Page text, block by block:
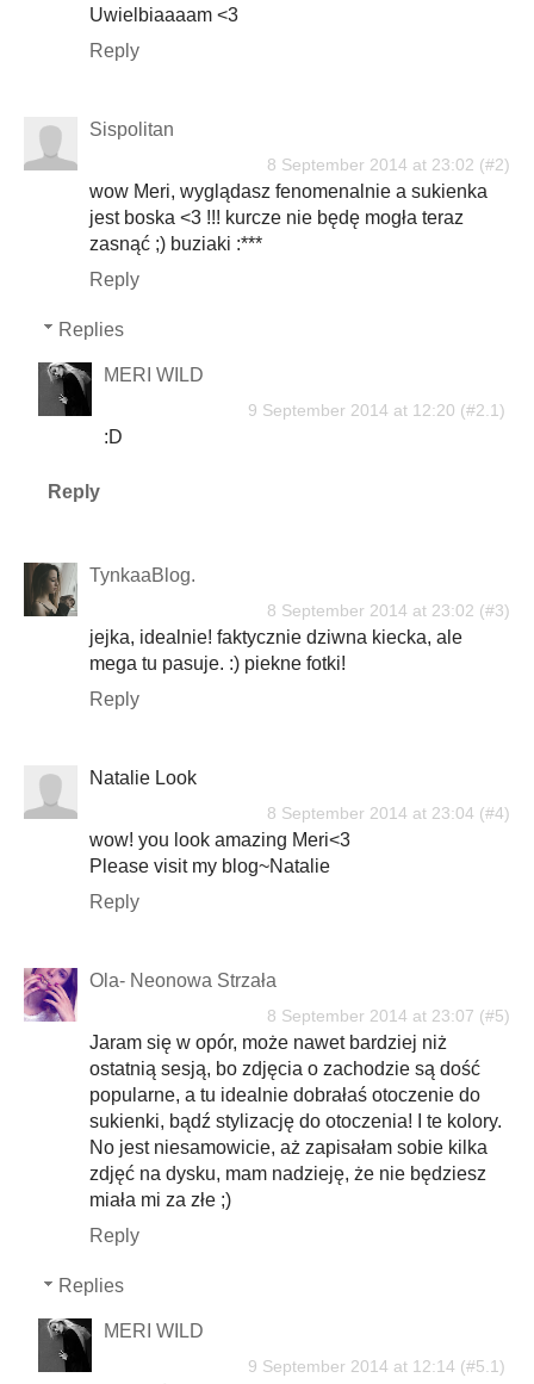
Uwielbiaaaam <3
Reply
Sispolitan
8 September 2014 at 23:02
wow Meri, wyglądasz fenomenalnie a sukienka
jest boska <3 !!! kurcze nie będę mogła teraz
zasnąć ;) buziaki :***
Reply
Replies
MERI WILD
9 September 2014 at 12:20
:D
Reply
TynkaaBlog.
8 September 2014 at 23:02
jejka, idealnie! faktycznie dziwna kiecka, ale
mega tu pasuje. :) piekne fotki!
Reply
Natalie Look
8 September 2014 at 23:04
wow! you look amazing Meri<3
Please visit my blog~Natalie
Reply
Ola- Neonowa Strzała
8 September 2014 at 23:07
Jaram się w opór, może nawet bardziej niż
ostatnią sesją, bo zdjęcia o zachodzie są dość
popularne, a tu idealnie dobrałaś otoczenie do
sukienki, bądź stylizację do otoczenia! I te kolory.
No jest niesamowicie, aż zapisałam sobie kilka
zdjęć na dysku, mam nadzieję, że nie będziesz
miała mi za złe ;)
Reply
Replies
MERI WILD
9 September 2014 at 12:14